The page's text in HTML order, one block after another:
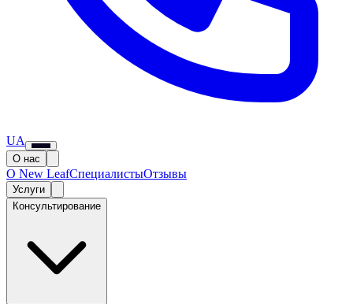
UA
О нас
О New LeafСпециалистыОтзывы
Услуги
Консультирование